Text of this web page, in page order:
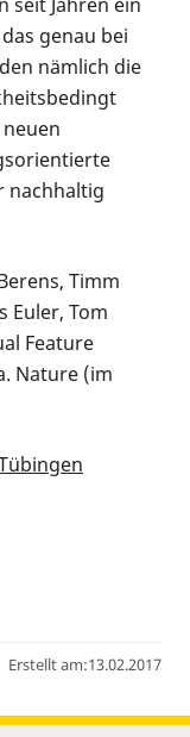
seit Jahren ein
genau bei
nämlich die
nachhaltig
Timm
Euler, Tom
Feature
Nature (im
Erstellt am:13.02.2017